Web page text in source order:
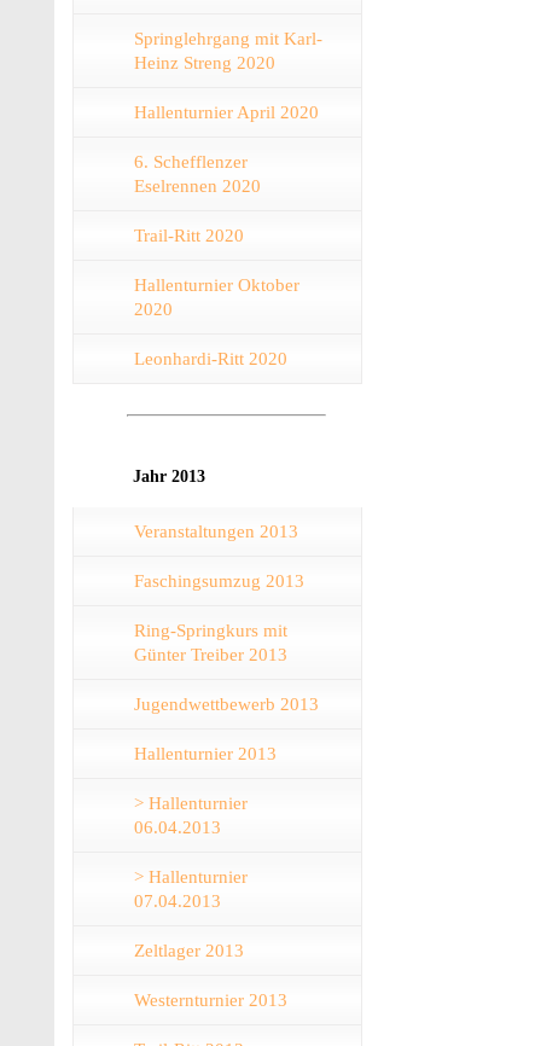
Springlehrgang mit Karl-
Heinz Streng 2020
Hallenturnier April 2020
6. Schefflenzer
Eselrennen 2020
Trail-Ritt 2020
Hallenturnier Oktober
2020
Leonhardi-Ritt 2020
Jahr 2013
Veranstaltungen 2013
Faschingsumzug 2013
Ring-Springkurs mit
Günter Treiber 2013
Jugendwettbewerb 2013
Hallenturnier 2013
> Hallenturnier
06.04.2013
> Hallenturnier
07.04.2013
Zeltlager 2013
Westernturnier 2013